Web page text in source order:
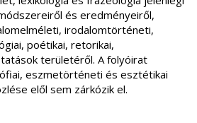
és eredményeiről,
irodalomtörténeti,
poétikai, retorikai,
területéről. A folyóirat
eszmetörténeti és esztétikai
elől sem zárkózik el.